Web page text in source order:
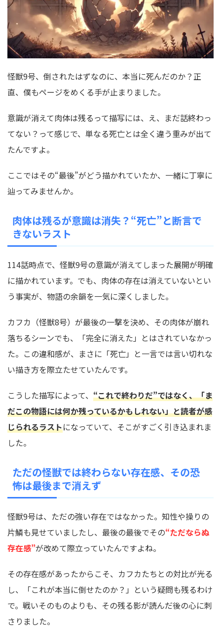
怪獣9号、倒されたはずなのに、本当に死んだのか？正
直、僕もページをめくる手が止まりました。
意識が消えて肉体は残るって描写には、え、まだ話終わっ
てない？って感じで、単なる死亡とは全く違う重みが出て
たんですよ。
ここではその“最後”がどう描かれていたか、一緒に丁寧に
辿ってみませんか。
肉体は残るが意識は消失？“死亡”と断言で
きないラスト
114話時点で、怪獣9号の意識が消えてしまった展開が明確
に描かれています。でも、肉体の存在は消えていないとい
う事実が、物語の余韻を一気に深くしました。
カフカ（怪獣8号）が最後の一撃を決め、その肉体が崩れ
落ちるシーンでも、「完全に消えた」とはされていなかっ
た。この違和感が、まさに「死亡」と一言では言い切れな
い描き方を際立たせていたんです。
こうした描写によって、 “これで終わりだ”ではなく、「ま
だこの物語には何か残っているかもしれない」と読者が感
じられるラストになっていて、そこがすごく引き込まれま
した。
ただの怪獣では終わらない存在感、その恐
怖は最後まで消えず
怪獣9号は、ただの強い存在ではなかった。知性や操りの
片鱗も見せていましたし、最後の最後でその“ただならぬ
存在感”が改めて際立っていたんですよね。
その存在感があったからこそ、カフカたちとの対比が光る
し、「これが本当に倒せたのか？」という疑問も残るわけ
で。戦いそのものよりも、その残る影が読んだ後の心に刺
さりました。